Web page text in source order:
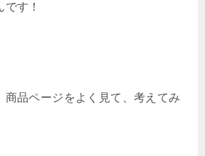
す！
商品ページをよく見て、考えてみ